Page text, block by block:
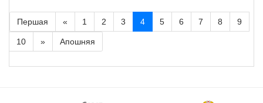
Першая « 1 2 3 4 5 6 7 8 9
10 » Апошняя